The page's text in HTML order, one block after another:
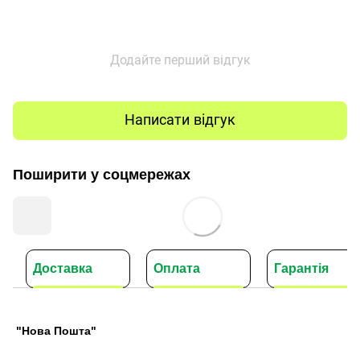
Додайте перший відгук
Написати відгук
Поширити у соцмережах
Доставка Оплата Гарантія
"Нова Пошта"